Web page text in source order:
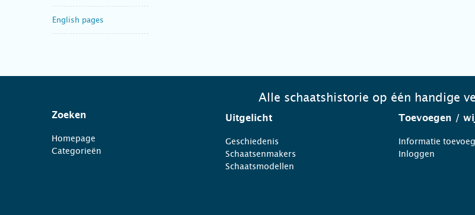
English pages
Alle schaatshistorie op één handige
Zoeken
Homepage
Categorieën
Uitgelicht
Geschiedenis
Schaatsenmakers
Schaatsmodellen
Toevoegen /
Informatie
Inloggen